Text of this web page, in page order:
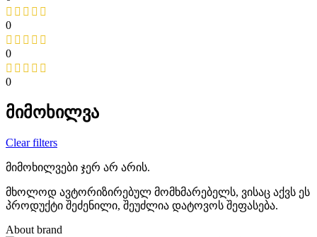
0
0
0
მიმოხილვა
Clear filters
მიმოხილვები ჯერ არ არის.
მხოლოდ ავტორიზირებულ მომხმარებელს, ვისაც აქვს ეს
პროდუქტი შეძენილი, შეუძლია დატოვოს შეფასება.
About brand